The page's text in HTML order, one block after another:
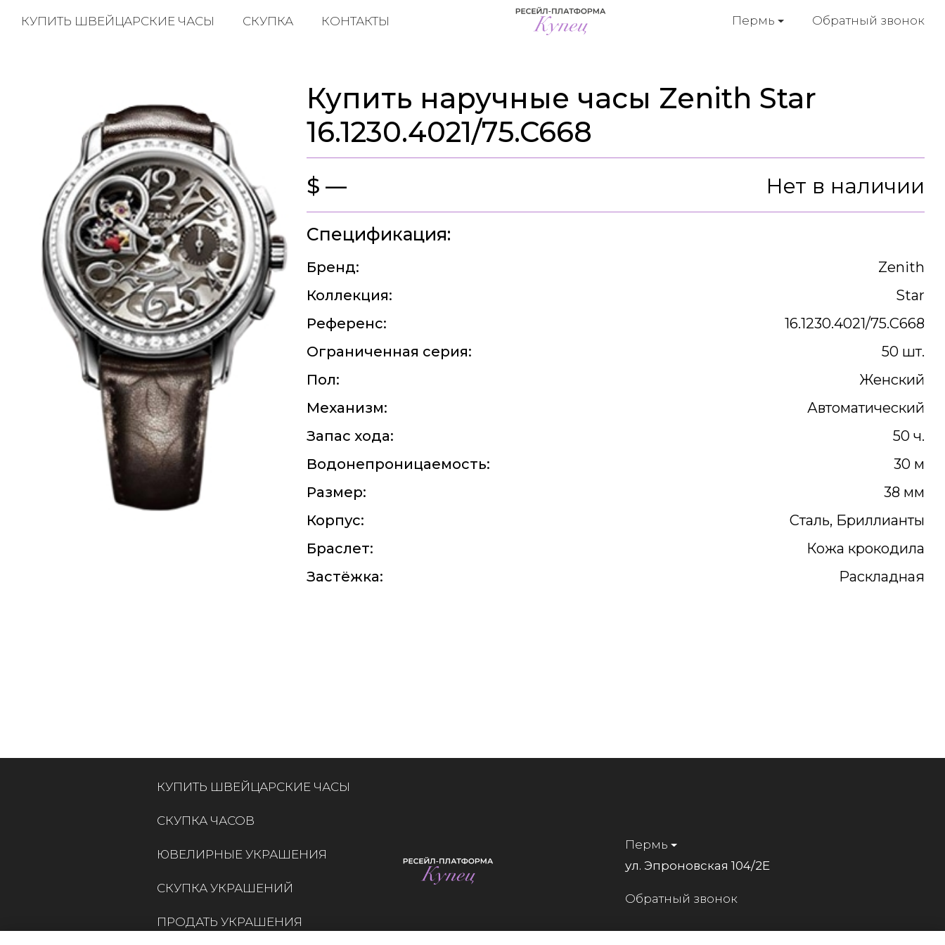
Пермь Обратный звонок
КУПИТЬ ШВЕЙЦАРСКИЕ ЧАСЫ СКУПКА КОНТАКТЫ
Купить наручные часы Zenith Star
16.1230.4021/75.C668
$ — Нет в наличии
Спецификация:
Бренд:
Zenith
Коллекция:
Star
Референс:
16.1230.4021/75.C668
Ограниченная серия:
50 шт.
Пол:
Женский
Механизм:
Автоматический
Запас хода:
50 ч.
Водонепроницаемость:
30 м
Размер:
38 мм
Корпус:
Сталь, Бриллианты
Браслет:
Кожа крокодила
Застёжка:
Раскладная
КУПИТЬ ШВЕЙЦАРСКИЕ ЧАСЫ
СКУПКА ЧАСОВ
ЮВЕЛИРНЫЕ УКРАШЕНИЯ
СКУПКА УКРАШЕНИЙ
ПРОДАТЬ УКРАШЕНИЯ
Пермь
ул. Эпроновская 104/2Е
Обратный звонок